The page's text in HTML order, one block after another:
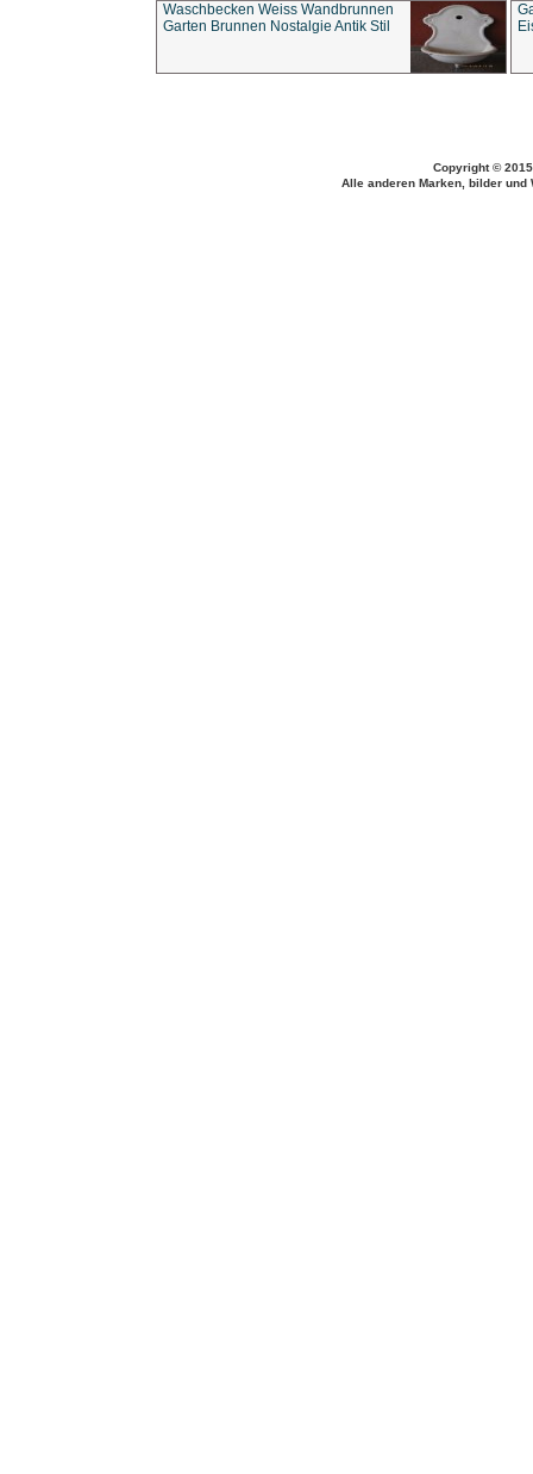
Waschbecken Weiss Wandbrunnen
Garten Brunnen Nostalgie Antik Stil
Copyright ©
Alle anderen Marken, bilder und